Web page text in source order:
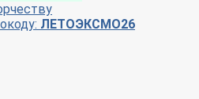
ЛЕТОЭКСМО26